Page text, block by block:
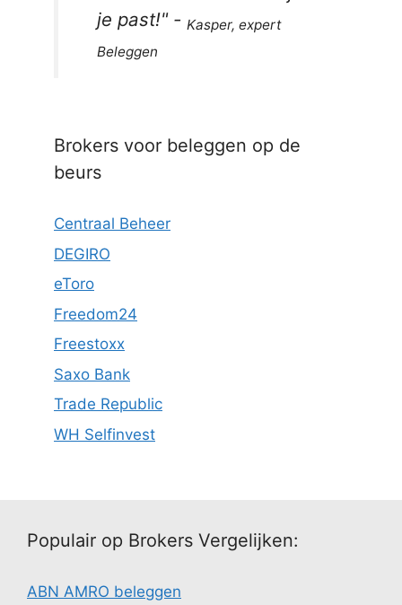
je past!" - Kasper, expert
Beleggen
Brokers voor beleggen op de
beurs
Centraal Beheer
DEGIRO
eToro
Freedom24
Freestoxx
Saxo Bank
Trade Republic
WH Selfinvest
Populair op Brokers Vergelijken:
ABN AMRO beleggen